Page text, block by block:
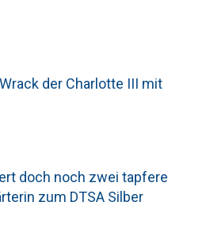
der Charlotte III mit
doch noch zwei tapfere
zum DTSA Silber